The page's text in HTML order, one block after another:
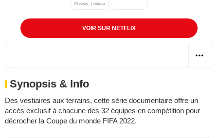
67 notes, 1 critique
VOIR SUR NETFLIX
Synopsis & Info
Des vestiaires aux terrains, cette série documentaire offre un
accès exclusif à chacune des 32 équipes en compétition pour
décrocher la Coupe du monde FIFA 2022.